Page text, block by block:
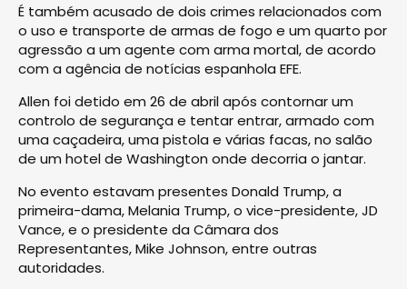
É também acusado de dois crimes relacionados com
o uso e transporte de armas de fogo e um quarto por
agressão a um agente com arma mortal, de acordo
com a agência de notícias espanhola EFE.
Allen foi detido em 26 de abril após contornar um
controlo de segurança e tentar entrar, armado com
uma caçadeira, uma pistola e várias facas, no salão
de um hotel de Washington onde decorria o jantar.
No evento estavam presentes Donald Trump, a
primeira-dama, Melania Trump, o vice-presidente, JD
Vance, e o presidente da Câmara dos
Representantes, Mike Johnson, entre outras
autoridades.